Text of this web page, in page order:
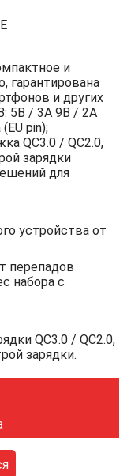
и
гарантирована
и других
5В / 3A 9В / 2A
pin);
QC3.0 / QC2.0,
зарядки
для
устройства от
перепадов
набора с
QC3.0 / QC2.0,
зарядки.